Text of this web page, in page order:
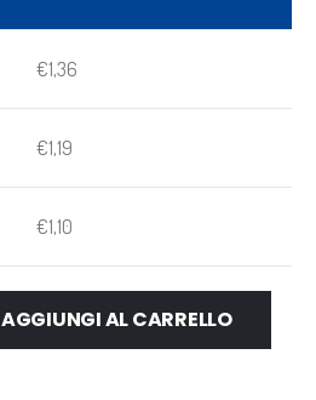
€1,36
€1,19
€1,10
AGGIUNGI AL CARRELLO